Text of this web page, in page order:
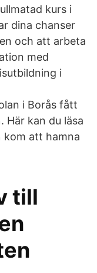
kurs i
dina chanser
och att arbeta
med
i
i Borås fått
Här kan du läsa
kom att hamna
till